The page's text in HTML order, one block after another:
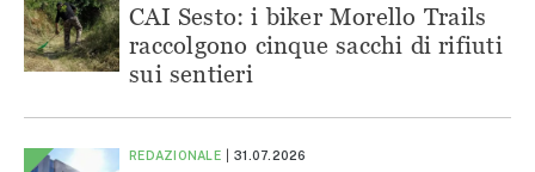
CAI Sesto: i biker Morello Trails
raccolgono cinque sacchi di rifiuti
sui sentieri
REDAZIONALE 31.07.2026